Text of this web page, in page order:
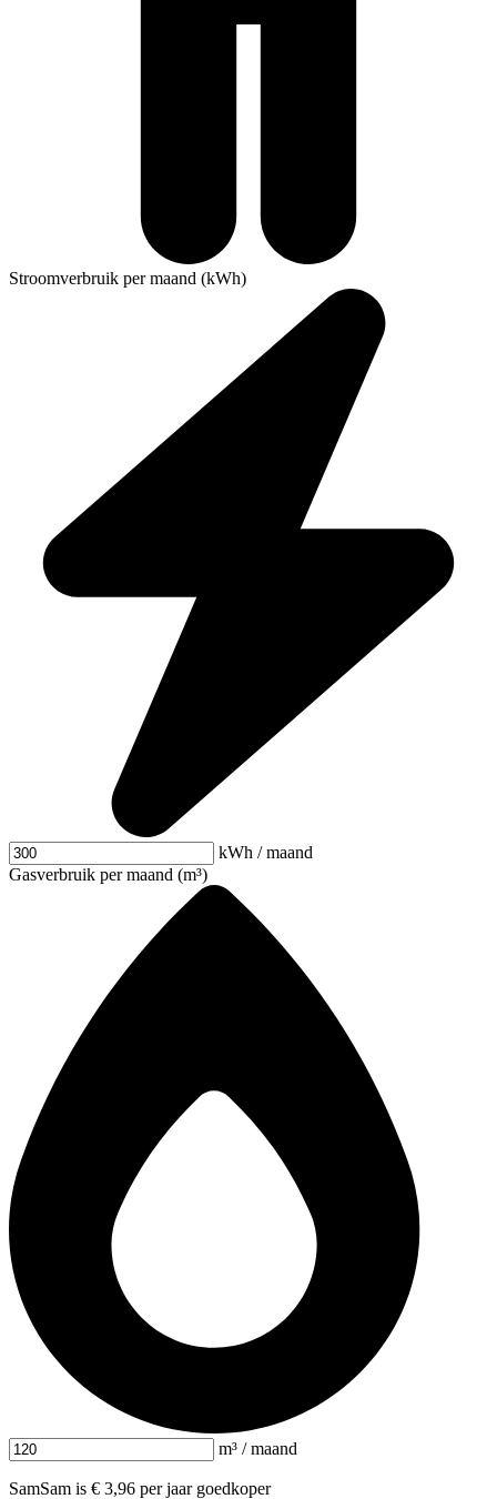
Stroomverbruik per maand (kWh)
kWh / maand
Gasverbruik per maand (m³)
m³ / maand
SamSam is € 3,96 per jaar goedkoper